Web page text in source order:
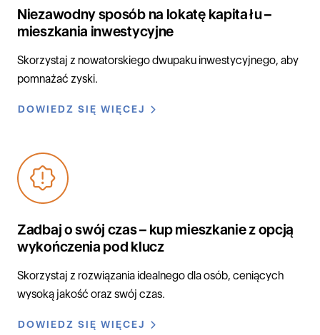
Niezawodny sposób na lokatę kapitału –
mieszkania inwestycyjne
Skorzystaj z nowatorskiego dwupaku inwestycyjnego, aby
pomnażać zyski.
DOWIEDZ SIĘ WIĘCEJ
Zadbaj o swój czas – kup mieszkanie z opcją
wykończenia pod klucz
Skorzystaj z rozwiązania idealnego dla osób, ceniących
wysoką jakość oraz swój czas.
DOWIEDZ SIĘ WIĘCEJ